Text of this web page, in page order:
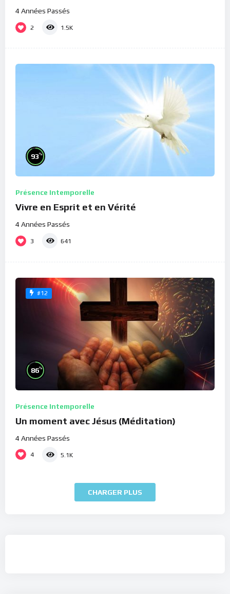
4 Années Passés
2 1.5K
93%
Présence Intemporelle
Vivre en Esprit et en Vérité
4 Années Passés
3 641
#12
86%
Présence Intemporelle
Un moment avec Jésus (Méditation)
4 Années Passés
4 5.1K
CHARGER PLUS